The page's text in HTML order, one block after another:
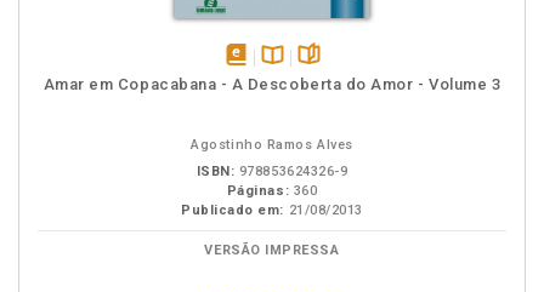
disponível
Disponível
páginas
Amar em Copacabana - A Descoberta do Amor - Volume 3
Agostinho Ramos Alves
ISBN: 978853624326-9
Páginas: 360
Publicado em: 21/08/2013
VERSÃO IMPRESSA